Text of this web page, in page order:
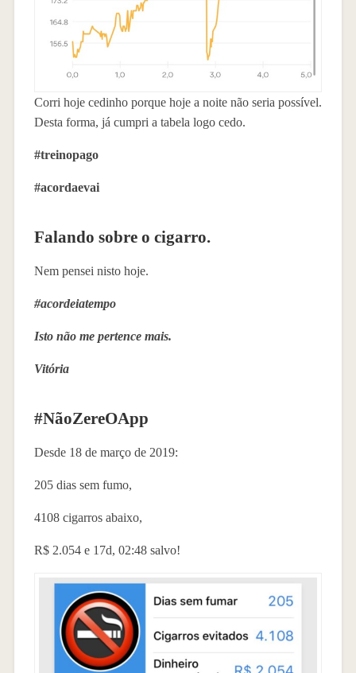
Corri hoje cedinho porque hoje a noite não seria possível.
Desta forma, já cumpri a tabela logo cedo.
#treinopago
#acordaevai
Falando sobre o cigarro.
Nem pensei nisto hoje.
#acordeiatempo
Isto não me pertence mais.
Vitória
#NãoZereOApp
Desde 18 de março de 2019:
205 dias sem fumo,
4108 cigarros abaixo,
R$ 2.054 e 17d, 02:48 salvo!